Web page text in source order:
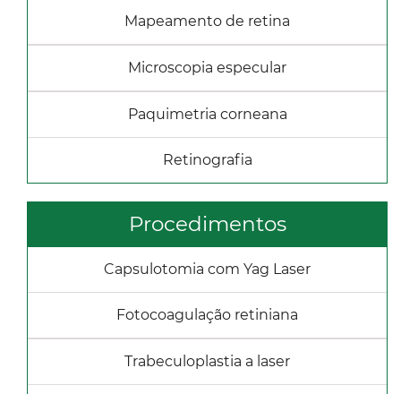
Mapeamento de retina
Microscopia especular
Paquimetria corneana
Retinografia
Procedimentos
Capsulotomia com Yag Laser
Fotocoagulação retiniana
Trabeculoplastia a laser